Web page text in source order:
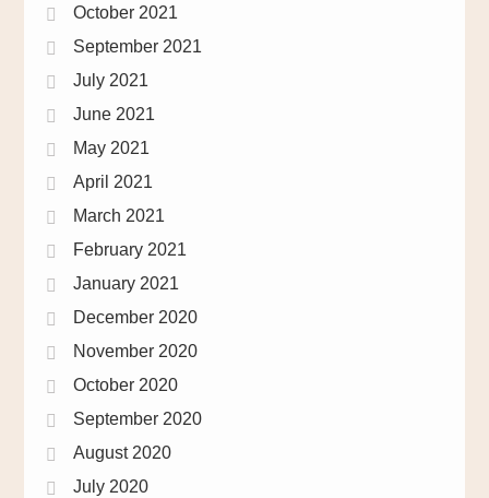
October 2021
September 2021
July 2021
June 2021
May 2021
April 2021
March 2021
February 2021
January 2021
December 2020
November 2020
October 2020
September 2020
August 2020
July 2020